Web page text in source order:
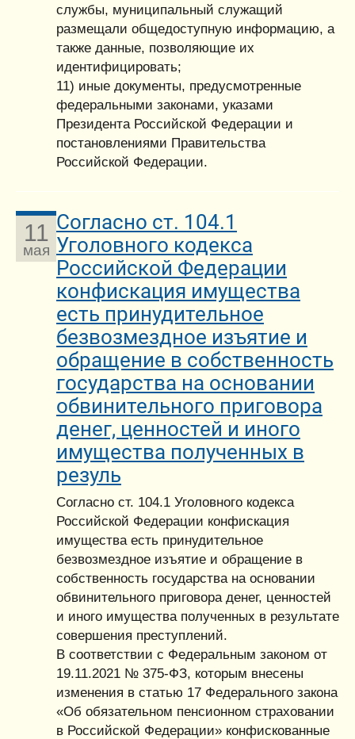
службы, муниципальный служащий
размещали общедоступную информацию, а
также данные, позволяющие их
идентифицировать;
11) иные документы, предусмотренные
федеральными законами, указами
Президента Российской Федерации и
постановлениями Правительства
Российской Федерации.
11
мая
Согласно ст. 104.1
Уголовного кодекса
Российской Федерации
конфискация имущества
есть принудительное
безвозмездное изъятие и
обращение в собственность
государства на основании
обвинительного приговора
денег, ценностей и иного
имущества полученных в
резуль
Согласно ст. 104.1 Уголовного кодекса
Российской Федерации конфискация
имущества есть принудительное
безвозмездное изъятие и обращение в
собственность государства на основании
обвинительного приговора денег, ценностей
и иного имущества полученных в результате
совершения преступлений.
В соответствии с Федеральным законом от
19.11.2021 № 375-ФЗ, которым внесены
изменения в статью 17 Федерального закона
«Об обязательном пенсионном страховании
в Российской Федерации» конфискованные